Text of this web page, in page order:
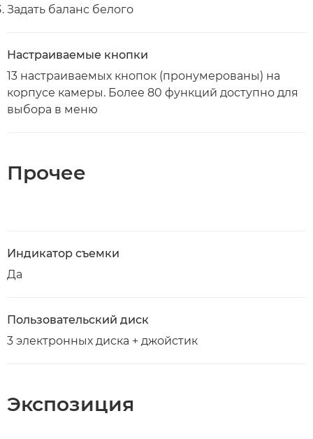
Задать баланс белого
Настраиваемые кнопки
13 настраиваемых кнопок (пронумерованы) на
корпусе камеры. Более 80 функций доступно для
выбора в меню
Прочее
Индикатор съемки
Да
Пользовательский диск
3 электронных диска + джойстик
Экспозиция